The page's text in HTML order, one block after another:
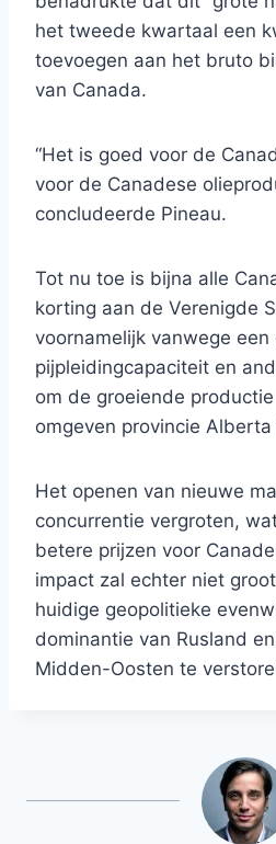
het tweede kwartaal een
toevoegen aan het bruto
van Canada.
“Het is goed voor de
voor de Canadese
concludeerde Pineau.
Tot nu toe is bijna alle
korting aan de Verenigde
voornamelijk vanwege een
pijpleidingcapaciteit en
om de groeiende
omgeven provincie
Het openen van nieuwe
concurrentie vergroten,
betere prijzen voor
impact zal echter niet
huidige geopolitieke
dominantie van Rusland
Midden-Oosten te